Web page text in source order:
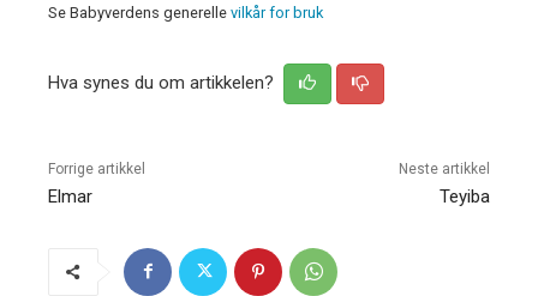
Se Babyverdens generelle vilkår for bruk
Hva synes du om artikkelen?
Forrige artikkel
Elmar
Neste artikkel
Teyiba